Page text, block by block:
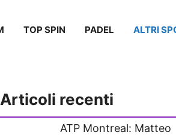
TOP SPIN PADEL ALTRI
Articoli recenti
ATP Montreal: Matteo